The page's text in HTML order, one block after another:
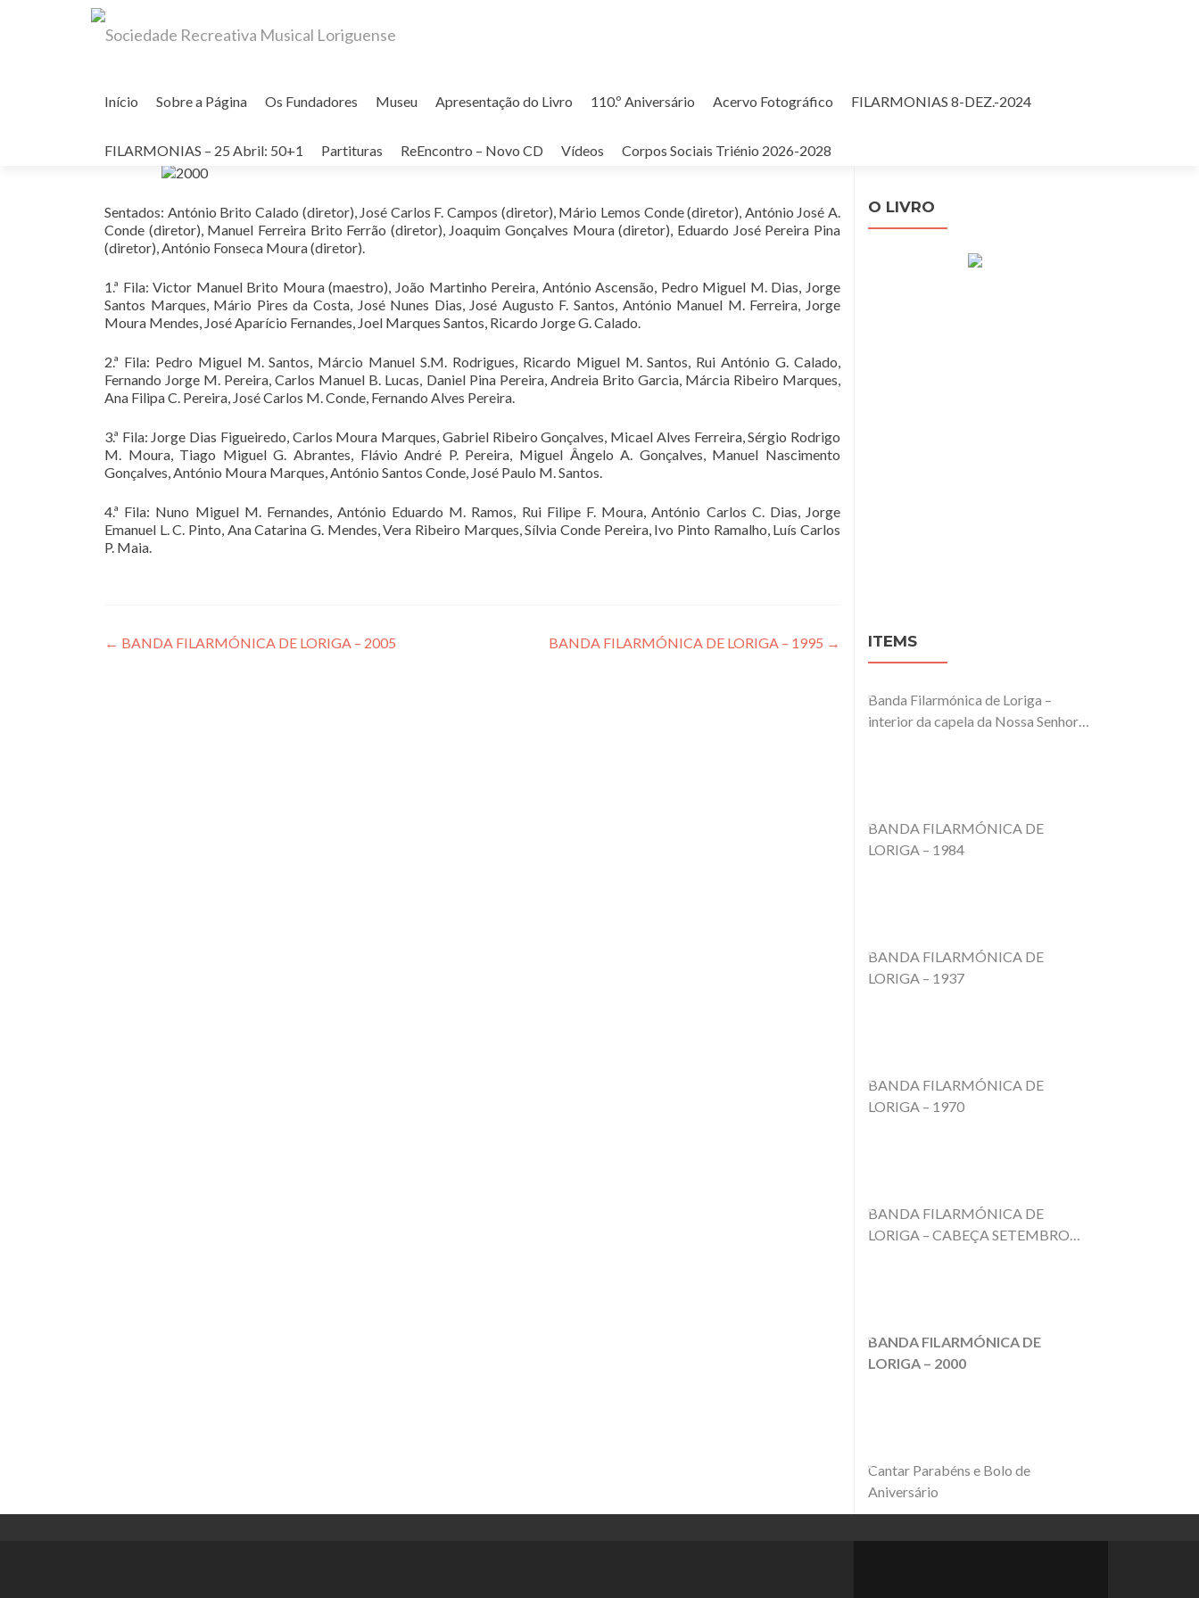
to
Início Sobre a Página Os Fundadores Museu Apresentação do Livro 110.º Aniversário Acervo Fotográfico FILARMONIAS 8-DEZ.-2024
FILARMONIAS – 25 Abril: 50+1 Partituras ReEncontro – Novo CD Vídeos Corpos Sociais Triénio 2026-2028
Sentados: António Brito Calado (diretor), José Carlos F. Campos (diretor), Mário Lemos Conde (diretor), António José A.
Conde (diretor), Manuel Ferreira Brito Ferrão (diretor), Joaquim Gonçalves Moura (diretor), Eduardo José Pereira Pina
(diretor), António Fonseca Moura (diretor).
1.ª Fila: Victor Manuel Brito Moura (maestro), João Martinho Pereira, António Ascensão, Pedro Miguel M. Dias, Jorge
Santos Marques, Mário Pires da Costa, José Nunes Dias, José Augusto F. Santos, António Manuel M. Ferreira, Jorge
Moura Mendes, José Aparício Fernandes, Joel Marques Santos, Ricardo Jorge G. Calado.
2.ª Fila: Pedro Miguel M. Santos, Márcio Manuel S.M. Rodrigues, Ricardo Miguel M. Santos, Rui António G. Calado,
Fernando Jorge M. Pereira, Carlos Manuel B. Lucas, Daniel Pina Pereira, Andreia Brito Garcia, Márcia Ribeiro Marques,
Ana Filipa C. Pereira, José Carlos M. Conde, Fernando Alves Pereira.
3.ª Fila: Jorge Dias Figueiredo, Carlos Moura Marques, Gabriel Ribeiro Gonçalves, Micael Alves Ferreira, Sérgio Rodrigo
M. Moura, Tiago Miguel G. Abrantes, Flávio André P. Pereira, Miguel Ângelo A. Gonçalves, Manuel Nascimento
Gonçalves, António Moura Marques, António Santos Conde, José Paulo M. Santos.
4.ª Fila: Nuno Miguel M. Fernandes, António Eduardo M. Ramos, Rui Filipe F. Moura, António Carlos C. Dias, Jorge
Emanuel L. C. Pinto, Ana Catarina G. Mendes, Vera Ribeiro Marques, Sílvia Conde Pereira, Ivo Pinto Ramalho, Luís Carlos
P. Maia.
Post
← BANDA FILARMÓNICA DE LORIGA – 2005 BANDA FILARMÓNICA DE LORIGA – 1995 →
O LIVRO
ITEMS
Banda Filarmónica de Loriga –
interior da capela da Nossa Senhora
BANDA FILARMÓNICA DE
LORIGA – 1984
BANDA FILARMÓNICA DE
LORIGA – 1937
BANDA FILARMÓNICA DE
LORIGA – 1970
BANDA FILARMÓNICA DE
LORIGA – CABEÇA SETEMBRO
BANDA FILARMÓNICA DE
LORIGA – 2000
Cantar Parabéns e Bolo de
Aniversário